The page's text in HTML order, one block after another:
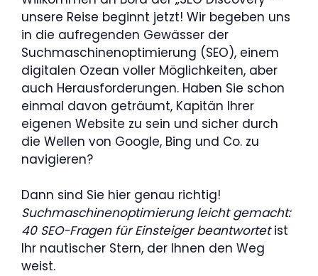
unsere Reise beginnt jetzt! Wir begeben uns
in die aufregenden Gewässer der
Suchmaschinenoptimierung (SEO), einem
digitalen Ozean voller Möglichkeiten, aber
auch Herausforderungen. Haben Sie schon
einmal davon geträumt, Kapitän Ihrer
eigenen Website zu sein und sicher durch
die Wellen von Google, Bing und Co. zu
navigieren?
Dann sind Sie hier genau richtig!
Suchmaschinenoptimierung leicht gemacht:
40 SEO-Fragen für Einsteiger beantwortetist
Ihr nautischer Stern, der Ihnen den Weg
weist.